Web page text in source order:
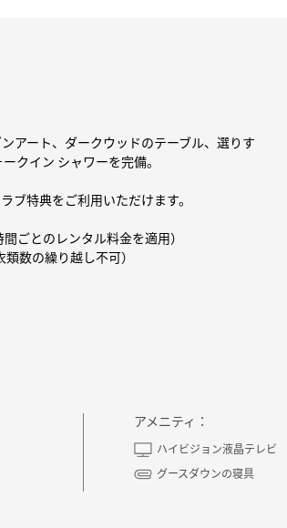
アート、ダークウッドのテーブル、選りす
クイン シャワーを完備。
ブ特典をご利用いただけます。
ごとのレンタル料金を適用）
数の繰り越し不可）
アメニティ：
ハイビジョン液晶テレビ
グースダウンの寝具